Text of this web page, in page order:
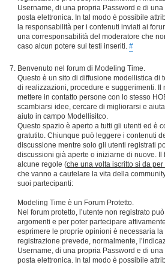
Username, di una propria Password e di
posta elettronica. In tal modo è possibile
la responsabilità per i contenuti inviati ai
una corresponsabilità del moderatore che
caso alcun potere sui testi inseriti. #
Benvenuto nel forum di Modeling Time.
Questo è un sito di diffusione modellistica di
di realizzazioni, procedure e suggerimenti. Il
mettere in contatto persone con lo stesso
scambiarsi idee, cercare di migliorarsi e
aiuto in campo Modellisitco.
Questo spazio è aperto a tutti gli utenti ed è
gratutito. Chiunque può leggere i contenuti
discussione mentre solo gli utenti registrati
discussioni già aperte o iniziarne di nuove. Il
alcune regole (che una volta iscritto si da
che vanno a cautelare la vita della
suoi partecipanti:
Modeling Time è un Forum Protetto.
Nel forum protetto, l’utente non registrato
argomenti e per poter partecipare
esprimere le proprie opinioni è necessaria la
registrazione prevede, normalmente,
Username, di una propria Password e di
posta elettronica. In tal modo è possibile